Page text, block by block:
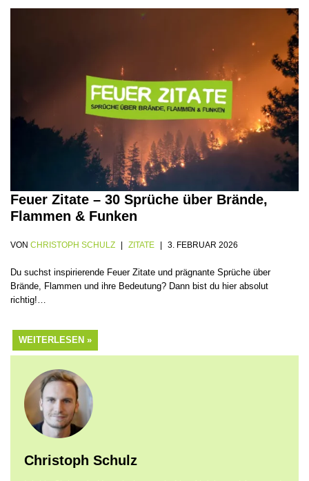
Feuer Zitate – 30 Sprüche über Brände,
Flammen & Funken
VON CHRISTOPH SCHULZ ZITATE
Brände, Flammen und ihre Bedeutung? Dann bist du hier absolut
WEITERLESEN »
Christoph Schulz
setze mich hier bei CareElite gegen die Umweltprobleme unserer